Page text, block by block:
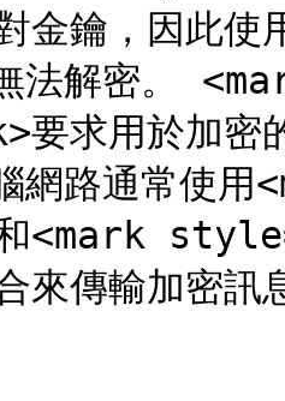
金鑰，因此使
無法解密。
要求用於加密
腦網路通常
<mark
來傳輸加密訊